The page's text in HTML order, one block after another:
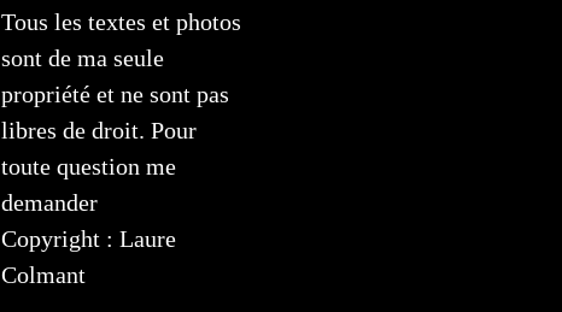
Tous les textes et photos
sont de ma seule
propriété et ne sont pas
libres de droit. Pour
toute question me
demander
Copyright : Laure
Colmant